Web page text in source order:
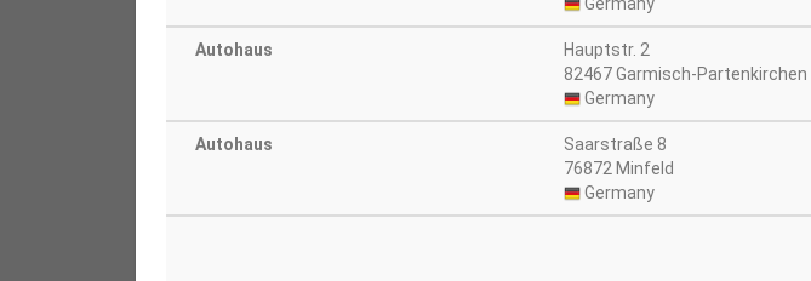
Autohaus
Hauptstr. 2
82467 Garmisch-Partenkirchen
Germany
Autohaus
Saarstraße 8
76872 Minfeld
Germany